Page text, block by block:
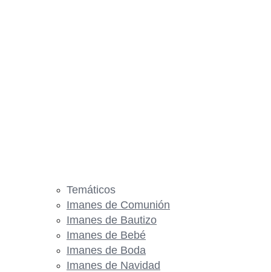
Temáticos
Imanes de Comunión
Imanes de Bautizo
Imanes de Bebé
Imanes de Boda
Imanes de Navidad